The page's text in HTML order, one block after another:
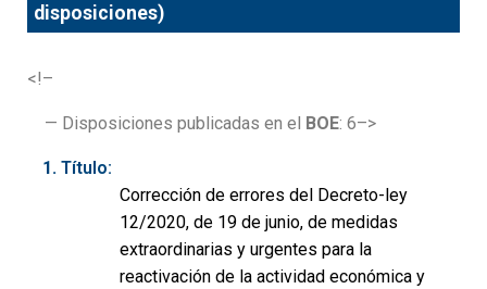
disposiciones)
<!–
— Disposiciones publicadas en el BOE: 6–>
Título:
Corrección de errores del Decreto-ley
12/2020, de 19 de junio, de medidas
extraordinarias y urgentes para la
reactivación de la actividad económica y